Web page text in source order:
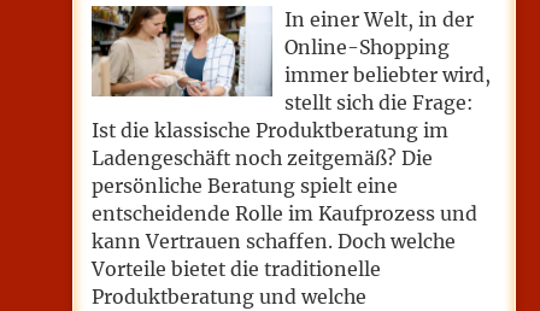
In einer Welt, in der
Online-Shopping
immer beliebter wird,
stellt sich die Frage:
Ist die klassische Produktberatung im
Ladengeschäft noch zeitgemäß? Die
persönliche Beratung spielt eine
entscheidende Rolle im Kaufprozess und
kann Vertrauen schaffen. Doch welche
Vorteile bietet die traditionelle
Produktberatung und welche